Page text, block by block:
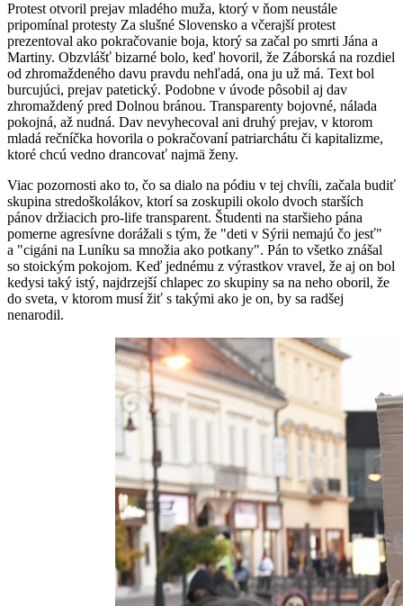
Protest otvoril prejav mladého muža, ktorý v ňom neustále
pripomínal protesty Za slušné Slovensko a včerajší protest
prezentoval ako pokračovanie boja, ktorý sa začal po smrti Jána a
Martiny. Obzvlášť bizarné bolo, keď hovoril, že Záborská na rozdiel
od zhromaždeného davu pravdu nehľadá, ona ju už má. Text bol
burcujúci, prejav patetický. Podobne v úvode pôsobil aj dav
zhromaždený pred Dolnou bránou. Transparenty bojovné, nálada
pokojná, až nudná. Dav nevyhecoval ani druhý prejav, v ktorom
mladá rečníčka hovorila o pokračovaní patriarchátu či kapitalizme,
ktoré chcú vedno drancovať najmä ženy.
Viac pozornosti ako to, čo sa dialo na pódiu v tej chvíli, začala budiť
skupina stredoškolákov, ktorí sa zoskupili okolo dvoch starších
pánov držiacich pro-life transparent. Študenti na staršieho pána
pomerne agresívne dorážali s tým, že "deti v Sýrii nemajú čo jesť"
a "cigáni na Luníku sa množia ako potkany". Pán to všetko znášal
so stoickým pokojom. Keď jednému z výrastkov vravel, že aj on bol
kedysi taký istý, najdrzejší chlapec zo skupiny sa na neho oboril, že
do sveta, v ktorom musí žiť s takými ako je on, by sa radšej
nenarodil.